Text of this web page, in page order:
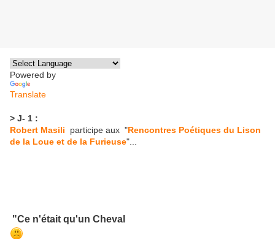
Powered by
Translate
> J- 1 :
Robert Masili
participe aux "Rencontres Poétiques du Lison
de la Loue et de la Furieuse"...
"Ce n'était qu'un Cheval